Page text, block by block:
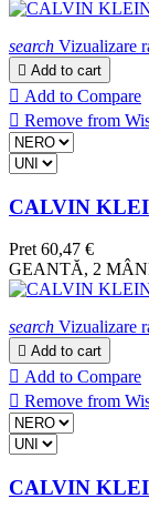
search Vizualizare
 Add to cart
 Add to Compare
 Remove from
CALVIN
Pret 60,47 €
GEANTĂ, 2
search Vizualizare
 Add to cart
 Add to Compare
 Remove from
CALVIN